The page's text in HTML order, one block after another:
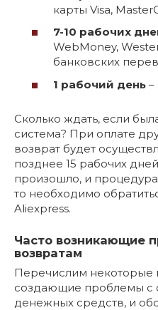
карты Visa,
7-10 рабочих
WebMoney,
банковских
1 рабочий день –
Сколько ждать, если
система? При оплате
возврат будет
позднее 15 рабочих
произошло, и
то необходимо
Aliexpress.
Часто возникающие
возвратам
Перечислим некоторые
создающие проблемы с
денежных средств, и